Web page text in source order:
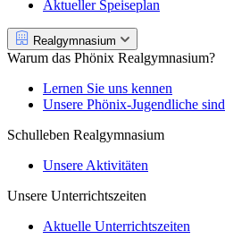
Aktueller Speiseplan
Realgymnasium
Warum das Phönix Realgymnasium?
Lernen Sie uns kennen
Unsere Phönix-Jugendliche sind
Schulleben Realgymnasium
Unsere Aktivitäten
Unsere Unterrichtszeiten
Aktuelle Unterrichtszeiten